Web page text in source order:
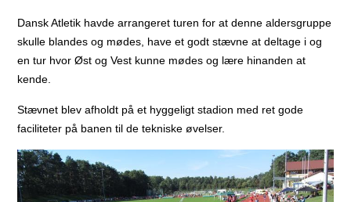
Dansk Atletik havde arrangeret turen for at denne aldersgruppe
skulle blandes og mødes, have et godt stævne at deltage i og
en tur hvor Øst og Vest kunne mødes og lære hinanden at
kende.
Stævnet blev afholdt på et hyggeligt stadion med ret gode
faciliteter på banen til de tekniske øvelser.